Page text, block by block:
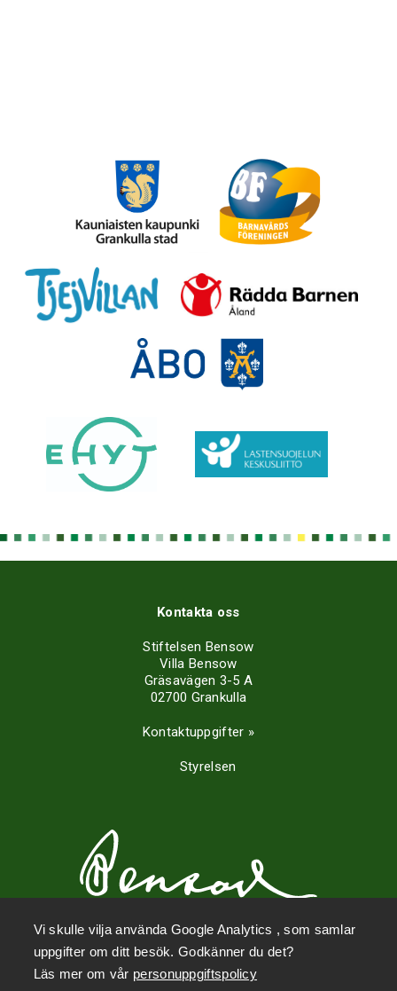
Kontakta oss
Stiftelsen Bensow
Villa Bensow
Gräsavägen 3-5 A
02700 Grankulla
Kontaktuppgifter »
Styrelsen
Sociala medier
Vi skulle vilja använda Google Analytics , som samlar
uppgifter om ditt besök. Godkänner du det?
Läs mer om vår personuppgiftspolicy